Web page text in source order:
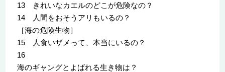
13 きれいなカエルのどこが危険なの？
14 人間をおそうアリもいるの？
［海の危険生物］
15 人食いザメって、本当にいるの？
16
海のギャングとよばれる生き物は？